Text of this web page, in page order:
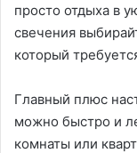
просто отдыха в
свечения
который
Главный плюс
можно быстро и
комнаты или